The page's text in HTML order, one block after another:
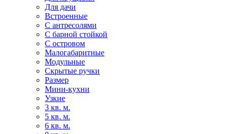
Для дачи
Встроенные
С антресолями
С барной стойкой
С островом
Малогабаритные
Модульные
Скрытые ручки
Размер
Мини-кухни
Узкие
3 кв. м.
5 кв. м.
6 кв. м.